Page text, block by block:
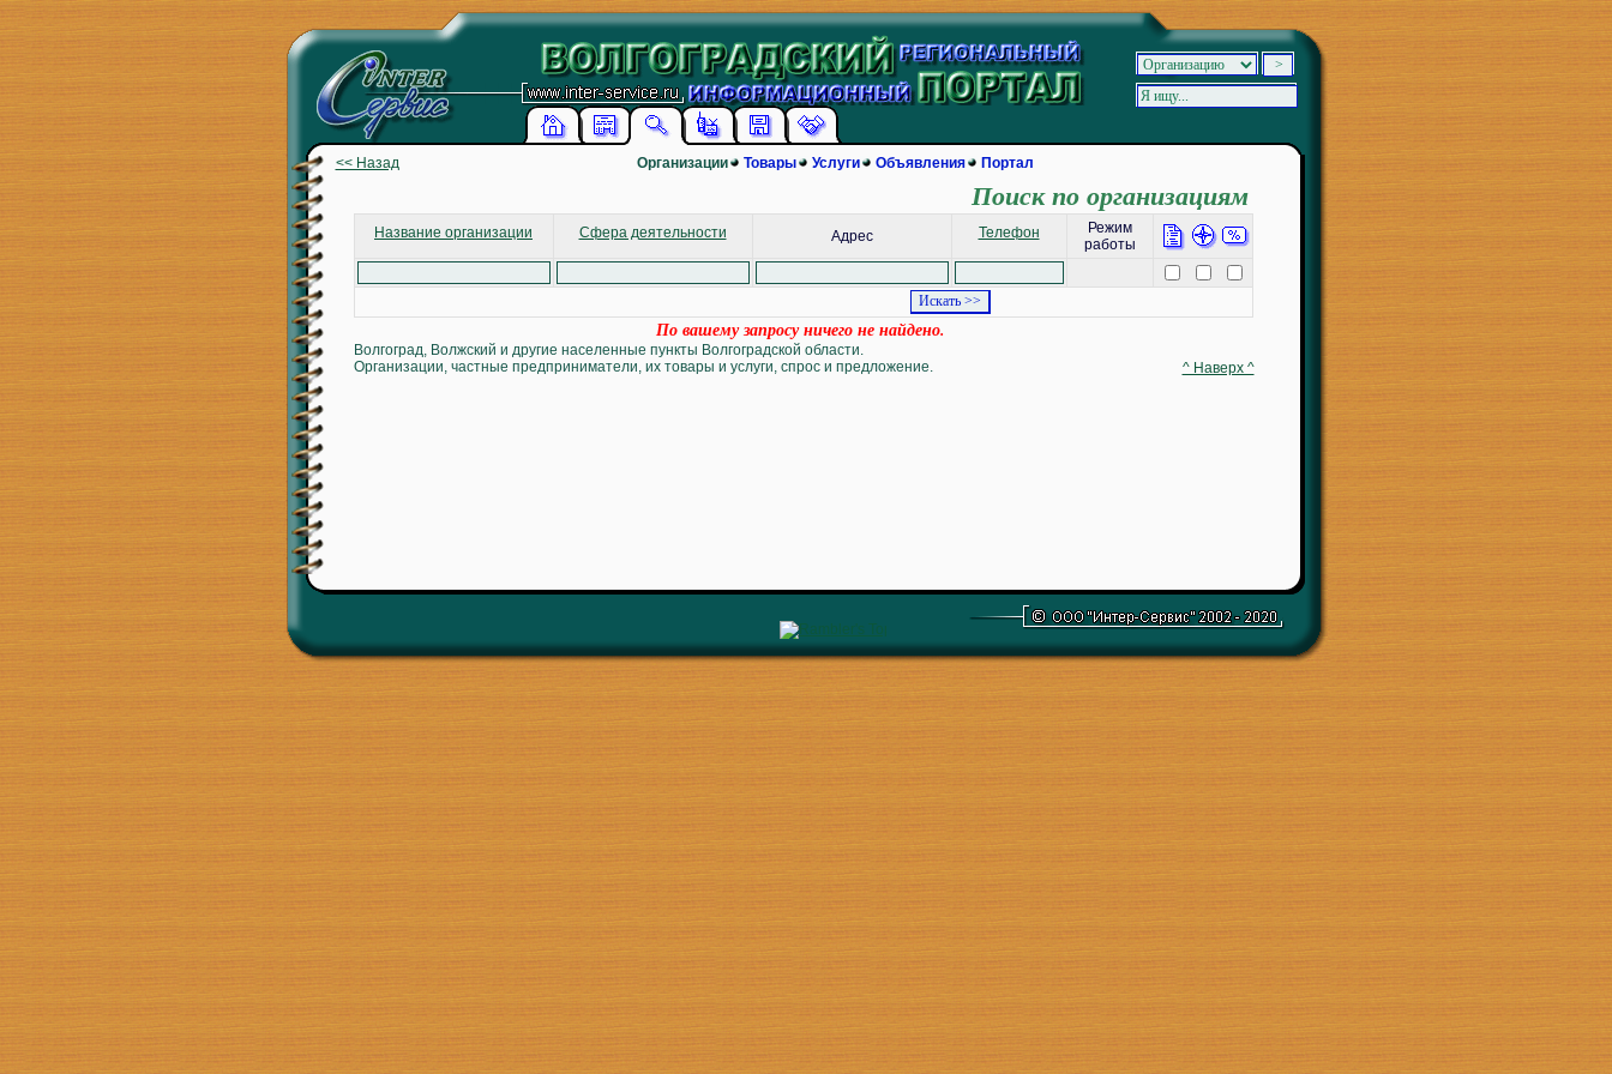
<< Назад Организации Товары Услуги Объявления Портал
Поиск по организациям
Название организации Сфера деятельности Адрес Телефон
Режим
работы
По вашему запросу ничего не найдено.
Волгоград, Волжский и другие населенные пункты Волгоградской области.
Организации, частные предприниматели, их товары и услуги, спрос и предложение.
^ Наверх ^